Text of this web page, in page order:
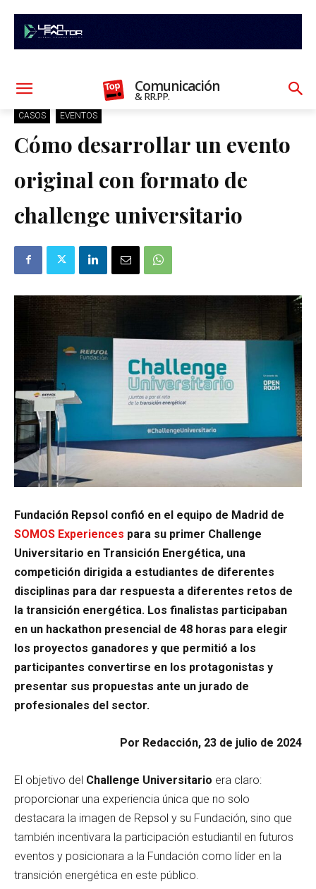
Comunicación
& RR.PP.
CASOS EVENTOS
Cómo desarrollar un evento
original con formato de
challenge universitario
Fundación Repsol confió en el equipo de Madrid de
SOMOS Experiences para su primer Challenge
Universitario en Transición Energética, una
competición dirigida a estudiantes de diferentes
disciplinas para dar respuesta a diferentes retos de
la transición energética. Los finalistas participaban
en un hackathon presencial de 48 horas para elegir
los proyectos ganadores y que permitió a los
participantes convertirse en los protagonistas y
presentar sus propuestas ante un jurado de
profesionales del sector.
Por Redacción, 23 de julio de 2024
El objetivo del Challenge Universitario era claro:
proporcionar una experiencia única que no solo
destacara la imagen de Repsol y su Fundación, sino que
también incentivara la participación estudiantil en futuros
eventos y posicionara a la Fundación como líder en la
transición energética en este público.